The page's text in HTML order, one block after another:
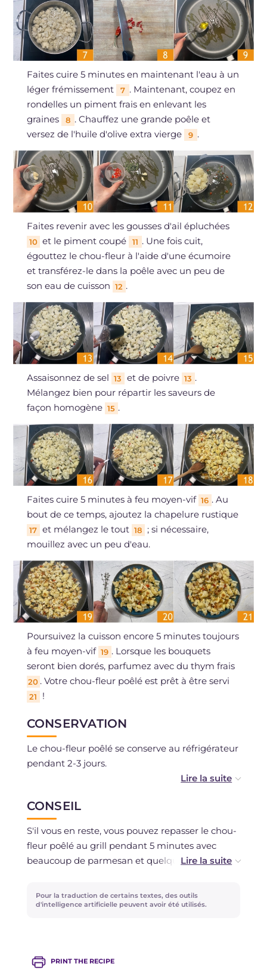
Faites cuire 5 minutes en maintenant l'eau à un
léger frémissement
7 . Maintenant, coupez en
rondelles un piment frais en enlevant les
graines
8 . Chauffez une grande poêle et
versez de l'huile d'olive extra vierge
9 .
Faites revenir avec les gousses d'ail épluchées
10 et le piment coupé 11 . Une fois cuit,
égouttez le chou-fleur à l'aide d'une écumoire
et transférez-le dans la poêle avec un peu de
son eau de cuisson 12 .
Assaisonnez de sel 13 et de poivre 13 .
Mélangez bien pour répartir les saveurs de
façon homogène 15 .
Faites cuire 5 minutes à feu moyen-vif 16 . Au
bout de ce temps, ajoutez la chapelure rustique
17 et mélangez le tout 18
; si nécessaire,
mouillez avec un peu d'eau.
Poursuivez la cuisson encore 5 minutes toujours
à feu moyen-vif 19 . Lorsque les bouquets
seront bien dorés, parfumez avec du thym frais
20 . Votre chou-fleur poêlé est prêt à être servi
21 !
CONSERVATION
Le chou-fleur poêlé se conserve au réfrigérateur
pendant 2-3 jours.
CONSEIL
S'il vous en reste, vous pouvez repasser le chou-
fleur poêlé au grill pendant 5 minutes avec
beaucoup de parmesan et quelques tranches
Les déchets de nettoyage du chou-fleur
Pour la traduction de certains textes, des outils
d'intelligence artificielle peuvent avoir été utilisés.
PRINT THE RECIPE